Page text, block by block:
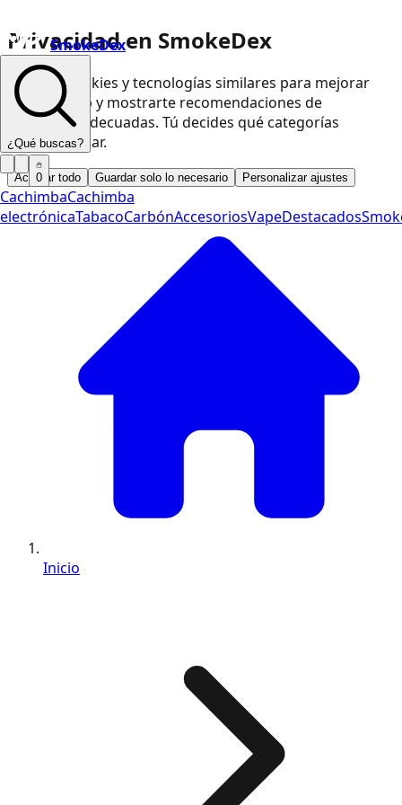
Privacidad en SmokeDex
Usamos cookies y tecnologías similares para mejorar
nuestra web y mostrarte recomendaciones de
productos adecuadas. Tú decides qué categorías
podemos usar.
Aceptar todo Guardar solo lo necesario Personalizar ajustes
SmokeDex
¿Qué buscas?
0
CachimbaCachimba
electrónicaTabacoCarbónAccesoriosVapeDestacados
Inicio